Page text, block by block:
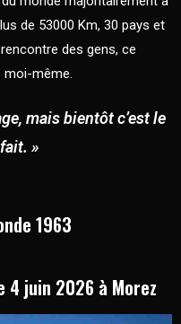
de 53000 Km, 30 pays et
des gens, ce
moi-même.
mais bientôt c’est le
»
1963
4 juin 2026 à Morez